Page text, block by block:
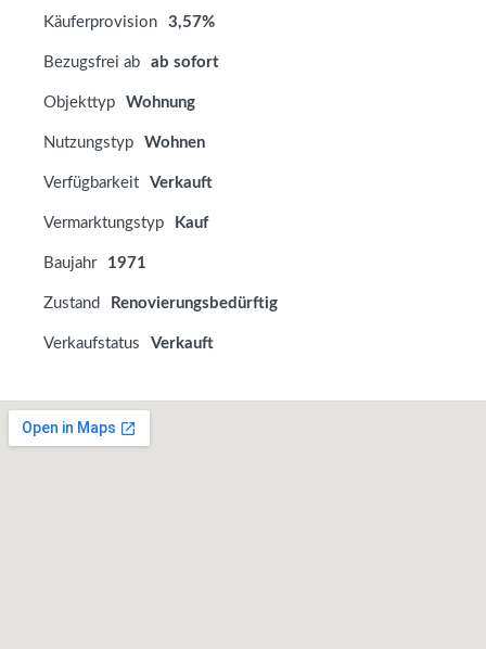
Käuferprovision 3,57%
Bezugsfrei ab ab sofort
Objekttyp Wohnung
Nutzungstyp Wohnen
Verfügbarkeit Verkauft
Vermarktungstyp Kauf
Baujahr 1971
Zustand Renovierungsbedürftig
Verkaufstatus Verkauft